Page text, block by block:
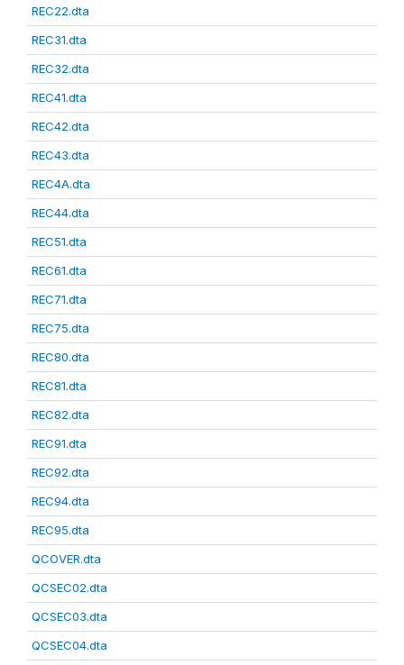
REC22.dta
REC31.dta
REC32.dta
REC41.dta
REC42.dta
REC43.dta
REC4A.dta
REC44.dta
REC51.dta
REC61.dta
REC71.dta
REC75.dta
REC80.dta
REC81.dta
REC82.dta
REC91.dta
REC92.dta
REC94.dta
REC95.dta
QCOVER.dta
QCSEC02.dta
QCSEC03.dta
QCSEC04.dta